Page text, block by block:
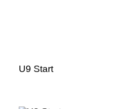
U9 Start